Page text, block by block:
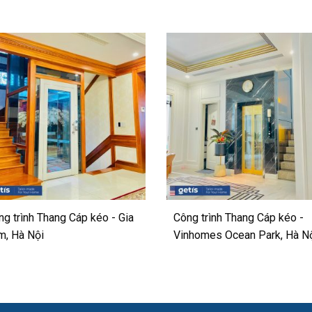
trình Thang Cáp kéo - Gia
Hà Nội
Công trình Thang Cáp kéo -
Vinhomes Ocean Park, Hà